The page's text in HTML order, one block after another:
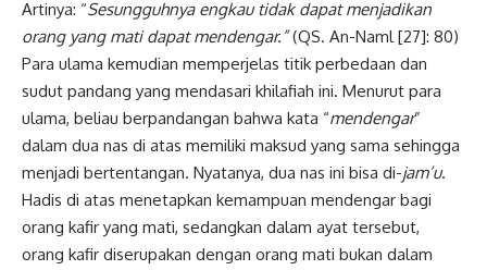
Artinya: “Sesungguhnya engkau tidak dapat menjadikan
orang yang mati dapat mendengar.”(QS. An-Naml [27]: 80)
Para ulama kemudian memperjelas titik perbedaan dan
sudut pandang yang mendasari khilafiah ini. Menurut para
ulama, beliau berpandangan bahwa kata “mendengar”
dalam dua nas di atas memiliki maksud yang sama sehingga
menjadi bertentangan. Nyatanya, dua nas ini bisa di-jam’u.
Hadis di atas menetapkan kemampuan mendengar bagi
orang kafir yang mati, sedangkan dalam ayat tersebut,
orang kafir diserupakan dengan orang mati bukan dalam